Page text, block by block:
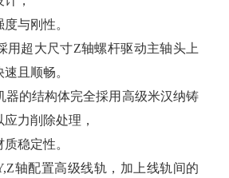
与刚性。
用超大尺寸Z轴螺杆驱动主轴头上
且顺畅。
器的结构体完全採用高级米汉纳铸
力削除处理，
稳定性。
轴配置高级线轨，加上线轨间的